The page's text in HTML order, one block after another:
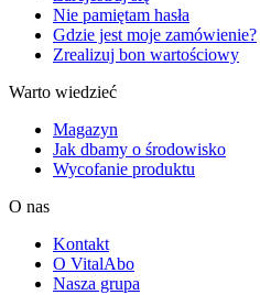
Nie pamiętam hasła
Gdzie jest moje zamówienie?
Zrealizuj bon wartościowy
Warto wiedzieć
Magazyn
Jak dbamy o środowisko
Wycofanie produktu
O nas
Kontakt
O VitalAbo
Nasza grupa